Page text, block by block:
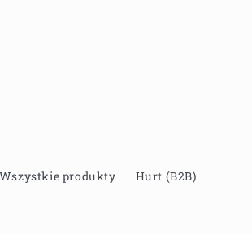
Wszystkie produkty Hurt (B2B)